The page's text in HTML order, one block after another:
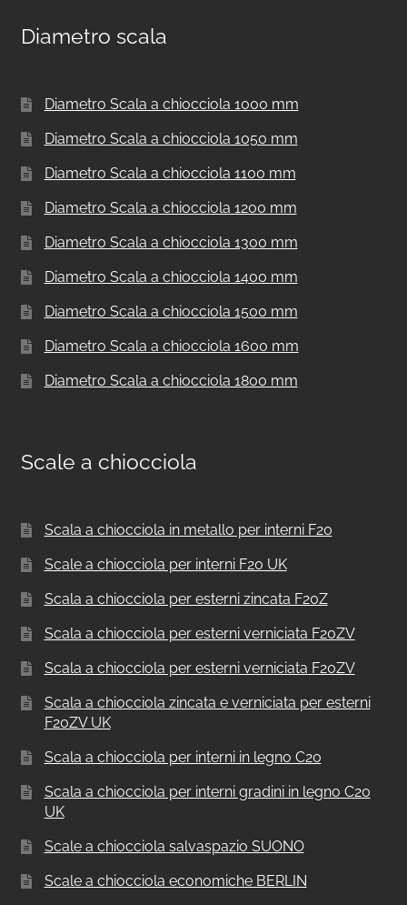
Diametro scala
Diametro Scala a chiocciola 1000 mm
Diametro Scala a chiocciola 1050 mm
Diametro Scala a chiocciola 1100 mm
Diametro Scala a chiocciola 1200 mm
Diametro Scala a chiocciola 1300 mm
Diametro Scala a chiocciola 1400 mm
Diametro Scala a chiocciola 1500 mm
Diametro Scala a chiocciola 1600 mm
Diametro Scala a chiocciola 1800 mm
Scale a chiocciola
Scala a chiocciola in metallo per interni F20
Scale a chiocciola per interni F20 UK
Scala a chiocciola per esterni zincata F20Z
Scala a chiocciola per esterni verniciata F20ZV
Scala a chiocciola per esterni verniciata F20ZV
Scala a chiocciola zincata e verniciata per esterni
F20ZV UK
Scala a chiocciola per interni in legno C20
Scala a chiocciola per interni gradini in legno C20
UK
Scale a chiocciola salvaspazio SUONO
Scale a chiocciola economiche BERLIN